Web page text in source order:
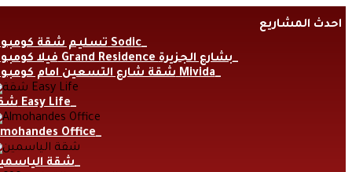
to
احدث المشاريع
تسليم شقة كومبوند Sodic
فيلا كومبوند Grand Residence بشارع الجزيرة
شقة شارع التسعين امام كومبوند Mivida
شقة Easy Life
Office
شقة